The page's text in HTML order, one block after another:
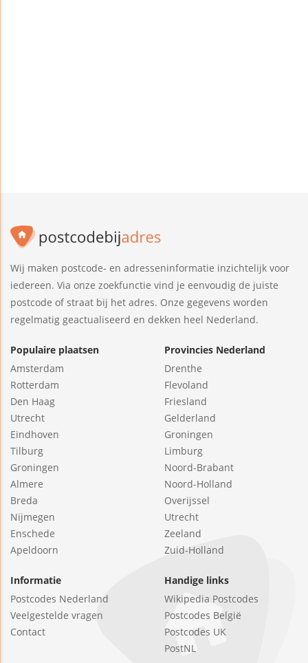
Wij maken postcode- en adresseninformatie inzichtelijk voor
iedereen. Via onze zoekfunctie vind je eenvoudig de juiste
postcode of straat bij het adres. Onze gegevens worden
regelmatig geactualiseerd en dekken heel Nederland.
Populaire plaatsen
Amsterdam
Rotterdam
Den Haag
Utrecht
Eindhoven
Tilburg
Groningen
Almere
Breda
Nijmegen
Enschede
Apeldoorn
Provincies Nederland
Drenthe
Flevoland
Friesland
Gelderland
Groningen
Limburg
Noord-Brabant
Noord-Holland
Overijssel
Utrecht
Zeeland
Zuid-Holland
Informatie
Postcodes Nederland
Veelgestelde vragen
Contact
Handige links
Wikipedia Postcodes
Postcodes België
Postcodes UK
PostNL